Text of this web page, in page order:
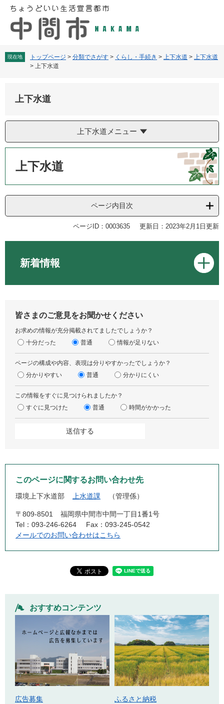
へ
現在地 トップページ > 分類でさがす > くらし・手続き > 上下水道 > 上下水道
> 上下水道
上下水道
上下水道メニュー
上下水道
ページ内目次
ページID：0003635 更新日：2023年2月1日更新
新着情報
皆さまのご意見をお聞かせください
お求めの情報が充分掲載されてましたでしょうか？
十分だった
普通 情報が足りない
ページの構成や内容、表現は分りやすかったでしょうか？
分かりやすい
普通 分かりにくい
この情報をすぐに見つけられましたか？
すぐに見つけた
普通 時間がかかった
このページに関するお問い合わせ先
環境上下水道部 上水道課 管理係
〒809-8501
福岡県中間市中間一丁目1番1号
Tel：093-246-6264
Fax：093-245-0542
メールでのお問い合わせはこちら
おすすめコンテンツ
広告募集 ふるさと納税